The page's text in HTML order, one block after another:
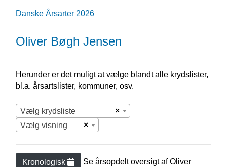
Danske Årsarter 2026
Oliver Bøgh Jensen
Herunder er det muligt at vælge blandt alle krydslister,
bl.a. årsartslister, kommuner, osv.
×
Vælg krydsliste
×
Vælg visning
Kronologisk Se årsopdelt oversigt afOliver